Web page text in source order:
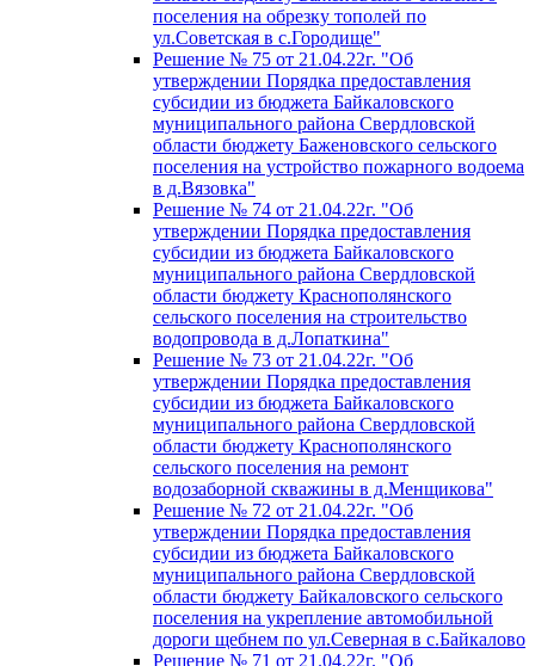
поселения на обрезку тополей по
ул.Советская в с.Городище"
Решение № 75 от 21.04.22г. "Об
утверждении Порядка предоставления
субсидии из бюджета Байкаловского
муниципального района Свердловской
области бюджету Баженовского сельского
поселения на устройство пожарного водоема
в д.Вязовка"
Решение № 74 от 21.04.22г. "Об
утверждении Порядка предоставления
субсидии из бюджета Байкаловского
муниципального района Свердловской
области бюджету Краснополянского
сельского поселения на строительство
водопровода в д.Лопаткина"
Решение № 73 от 21.04.22г. "Об
утверждении Порядка предоставления
субсидии из бюджета Байкаловского
муниципального района Свердловской
области бюджету Краснополянского
сельского поселения на ремонт
водозаборной скважины в д.Менщикова"
Решение № 72 от 21.04.22г. "Об
утверждении Порядка предоставления
субсидии из бюджета Байкаловского
муниципального района Свердловской
области бюджету Байкаловского сельского
поселения на укрепление автомобильной
дороги щебнем по ул.Северная в с.Байкалово
Решение № 71 от 21.04.22г. "Об